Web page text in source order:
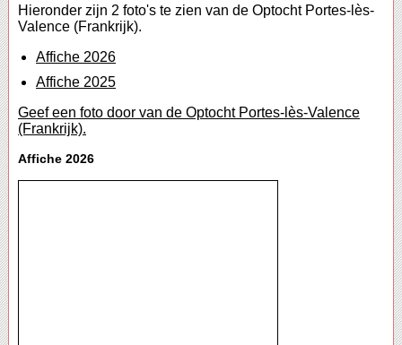
Hieronder zijn 2 foto's te zien van de Optocht Portes-lès-
Valence (Frankrijk).
Affiche 2026
Affiche 2025
Geef een foto door van de Optocht Portes-lès-Valence
(Frankrijk).
Affiche 2026